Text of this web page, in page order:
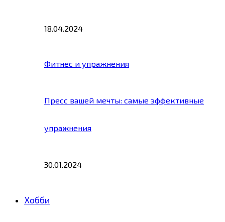
18.04.2024
Фитнес и упражнения
Пресс вашей мечты: самые эффективные
упражнения
30.01.2024
Хобби